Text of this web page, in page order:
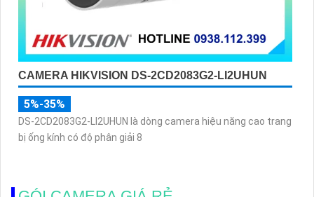
CAMERA HIKVISION DS-2CD2083G2-LI2UHUN
5%-35%
DS-2CD2083G2-LI2UHUN là dòng camera hiệu năng cao trang
bị ống kính có độ phân giải 8